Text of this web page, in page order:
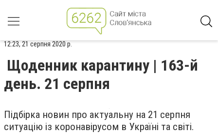
12:23, 21 серпня 2020 р.
Щоденник карантину | 163-й
день. 21 серпня
Підбірка новин про актуальну на 21 серпня
ситуацію із коронавірусом в Україні та світі.